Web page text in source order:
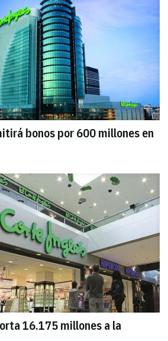
bonos por 600 millones en
16.175 millones a la